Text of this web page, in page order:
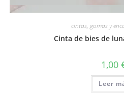
cintas, gomas y
Cinta de bies de
1,00
Leer